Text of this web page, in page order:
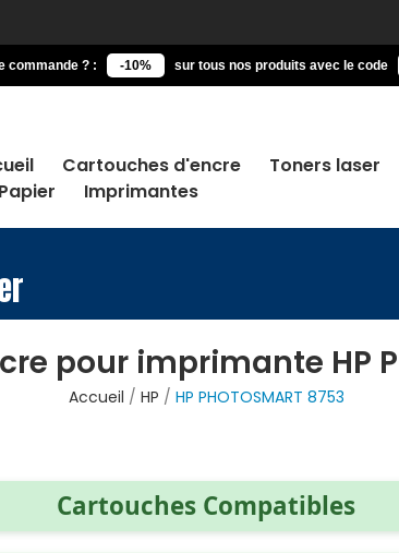
commande ? : -10% sur tous nos produits avec le code
Cartouches d'encre
Toners laser
Papier
Imprimantes
pour imprimante HP
Accueil HP
HP PHOTOSMART 8753
Cartouches Compatibles